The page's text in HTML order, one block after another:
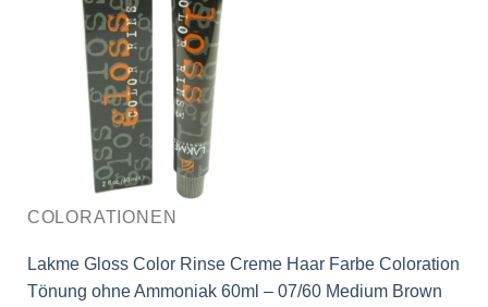
COLORATIONEN
Lakme Gloss Color Rinse Creme Haar Farbe Coloration
Tönung ohne Ammoniak 60ml – 07/60 Medium Brown